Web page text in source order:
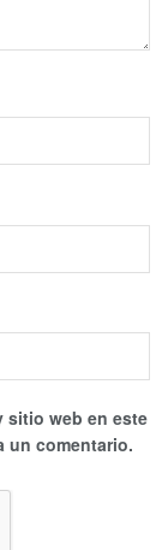
sitio web en este
un comentario.